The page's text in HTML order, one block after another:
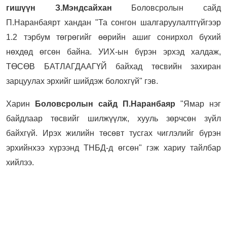
гишүүн З.Мэндсайхан Боловсролын сайд
П.Наранбаярт хандан "Та сонгон шалгаруулалтгүйгээр
1.2 тэрбум төгрөгийг өөрийн ашиг сонирхол бүхий
нөхдөд өгсөн байна. УИХ-ын бүрэн эрхэд халдаж,
ТӨСӨВ БАТЛАГДААГҮЙ байхад төсвийн захиран
зарцуулах эрхийг шийдэж болохгүй" гэв.
Харин Боловсролын сайд П.Наранбаяр "Ямар нэг
байдлаар төсвийг шилжүүлж, хууль зөрчсөн зүйл
байхгүй. Ирэх жилийн төсөвт тусгах чиглэлийг бүрэн
эрхийнхээ хүрээнд ТНБД-д өгсөн" гэж хариу тайлбар
хийлээ.